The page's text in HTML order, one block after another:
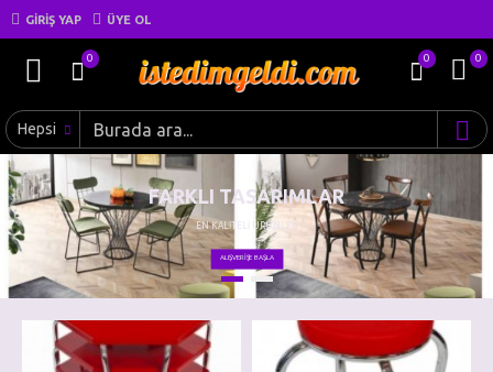
GIRIŞ YAP ÜYE OL
0 0 0
Hepsi
FARKLI TASARIMLAR
EN KALİTELİ ÜRÜNLER
ALIŞVERİŞE BAŞLA